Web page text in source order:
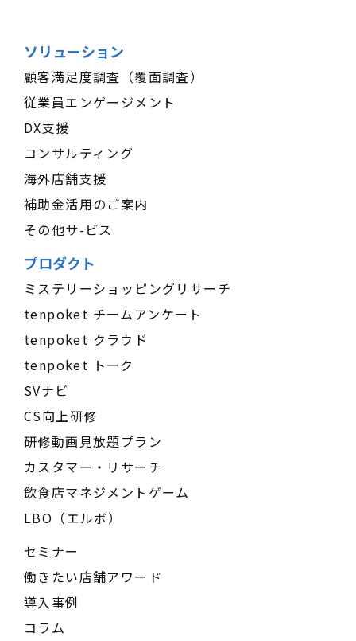
ソリューション
顧客満足度調査（覆面調査）
従業員エンゲージメント
DX支援
コンサルティング
海外店舗支援
補助金活用のご案内
その他サ-ビス
プロダクト
ミステリーショッピングリサーチ
tenpoket チームアンケート
tenpoket クラウド
tenpoket トーク
SVナビ
CS向上研修
研修動画見放題プラン
カスタマー・リサーチ
飲食店マネジメントゲーム
LBO（エルボ）
セミナー
働きたい店舗アワード
導入事例
コラム